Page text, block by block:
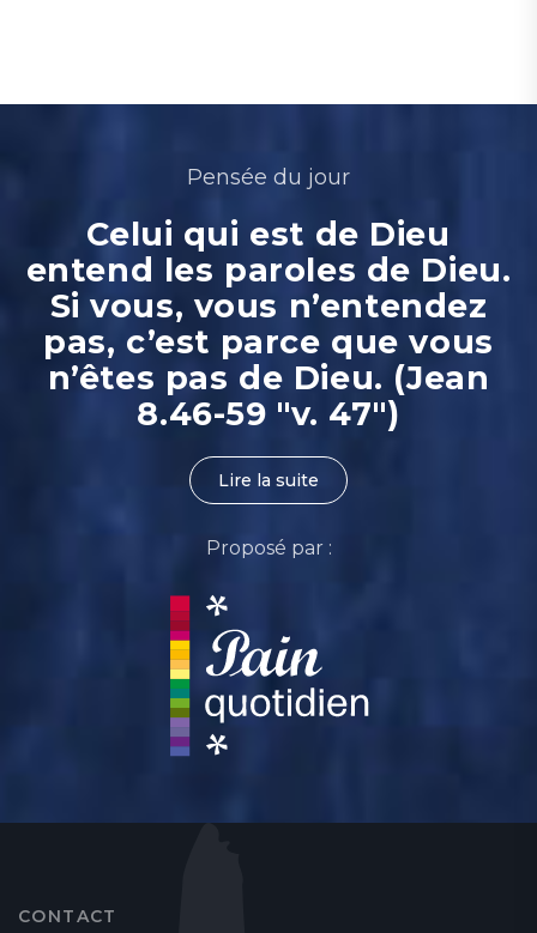
Pensée du jour
Celui qui est de Dieu
entend les paroles de Dieu.
Si vous, vous n’entendez
pas, c’est parce que vous
n’êtes pas de Dieu. (Jean
8.46-59 "v. 47")
Lire la suite
Proposé par :
CONTACT